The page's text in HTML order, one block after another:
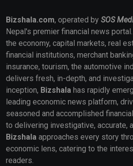
Bizshala.com, operated by SOS
Nepal's premier financial news
the economy, capital markets, real
financial institutions, merchant
insurance, tourism, the automotive
delivers fresh, in-depth, and
inception, Bizshala has rapidly
leading economic news platform,
seasoned and accomplished
to delivering investigative, accurate,
Bizshala approaches every story
economic lens, catering to the
readers.